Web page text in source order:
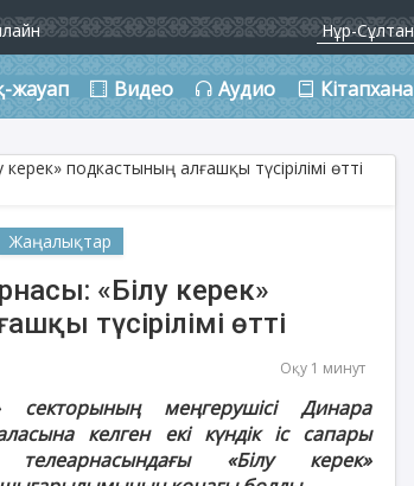
жауап Видео Аудио Кітапхана
Жаңалықтар
«Білу керек»
түсірілімі өтті
Оқу 1 минут
меңгерушісі Динара
келген екі күндік іс сапары
«Білу керек»